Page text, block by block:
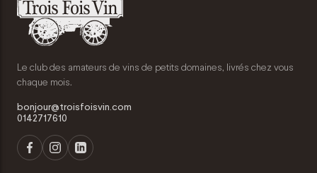
Le club des amateurs de vins de petits domaines, livrés chez vous
chaque mois.
bonjour@troisfoisvin.com
0142717610